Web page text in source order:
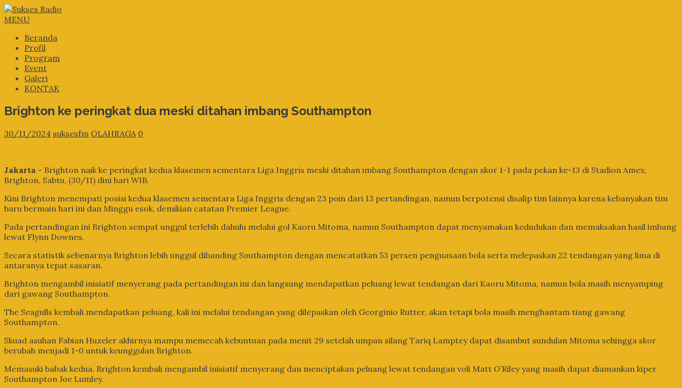
MENU
Beranda
Profil
Program
Event
Galeri
KONTAK
Brighton ke peringkat dua meski ditahan imbang Southampton
30/11/2024 suksesfm OLAHRAGA 0
Jakarta – Brighton naik ke peringkat kedua klasemen sementara Liga Inggris meski ditahan imbang Southampton dengan skor 1-1 pada pekan ke-13 di Stadion Amex,
Brighton, Sabtu, (30/11) dini hari WIB.
Kini Brighton menempati posisi kedua klasemen sementara Liga Inggris dengan 23 poin dari 13 pertandingan, namun berpotensi disalip tim lainnya karena kebanyakan tim
baru bermain hari ini dan Minggu esok, demikian catatan Premier League.
Pada pertandingan ini Brighton sempat unggul terlebih dahulu melalui gol Kaoru Mitoma, namun Southampton dapat menyamakan kedudukan dan memaksakan hasil imbang
lewat Flynn Downes.
Secara statistik sebenarnya Brighton lebih unggul dibanding Southampton dengan mencatatkan 53 persen penguasaan bola serta melepaskan 22 tendangan yang lima di
antaranya tepat sasaran.
Brighton mengambil inisiatif menyerang pada pertandingan ini dan langsung mendapatkan peluang lewat tendangan dari Kaoru Mitoma, namun bola masih menyamping
dari gawang Southampton.
The Seagulls kembali mendapatkan peluang, kali ini melalui tendangan yang dilepaskan oleh Georginio Rutter, akan tetapi bola masih menghantam tiang gawang
Southampton.
Skuad asuhan Fabian Huzeler akhirnya mampu memecah kebuntuan pada menit 29 setelah umpan silang Tariq Lamptey dapat disambut sundulan Mitoma sehingga skor
berubah menjadi 1-0 untuk keunggulan Brighton.
Memasuki babak kedua, Brighton kembali mengambil inisiatif menyerang dan menciptakan peluang lewat tendangan voli Matt O’Riley yang masih dapat diamankan kiper
Southampton Joe Lumley.